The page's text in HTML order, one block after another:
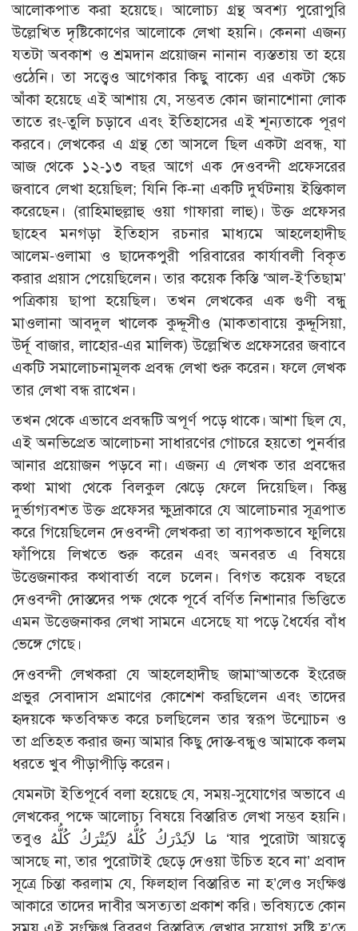
আলোকপাত করা হয়েছে। আলোচ্য গ্রন্থ অবশ্য পুরোপুরি
উল্লেখিত দৃষ্টিকোণের আলোকে লেখা হয়নি। কেননা এজন্য
যতটা অবকাশ ও শ্রমদান প্রয়োজন নানান ব্যস্ততায় তা হয়ে
ওঠেনি। তা সত্ত্বেও আগেকার কিছু বাক্যে এর একটা স্কেচ
আঁকা হয়েছে এই আশায় যে, সম্ভবত কোন জানাশোনা লোক
তাতে রং-তুলি চড়াবে এবং ইতিহাসের এই শূন্যতাকে পূরণ
করবে। লেখকের এ গ্রন্থ তো আসলে ছিল একটা প্রবন্ধ, যা
আজ থেকে ১২-১৩ বছর আগে এক দেওবন্দী প্রফেসরের
জবাবে লেখা হয়েছিল; যিনি কি-না একটি দুর্ঘটনায় ইন্তিকাল
করেছেন। (রাহিমাহুল্লাহু ওয়া গাফারা লাহু)। উক্ত প্রফেসর
ছাহেব মনগড়া ইতিহাস রচনার মাধ্যমে আহলেহাদীছ
আলেম-ওলামা ও ছাদেকপুরী পরিবারের কার্যাবলী বিকৃত
করার প্রয়াস পেয়েছিলেন। তার কয়েক কিস্তি ‘আল-ই‘তিছাম’
পত্রিকায় ছাপা হয়েছিল। তখন লেখকের এক গুণী বন্ধু
মাওলানা আবদুল খালেক কুদ্দূসীও (মাকতাবায়ে কুদ্দূসিয়া,
উর্দূ বাজার, লাহোর-এর মালিক) উল্লেখিত প্রফেসরের জবাবে
একটি সমালোচনামূলক প্রবন্ধ লেখা শুরু করেন। ফলে লেখক
তার লেখা বন্ধ রাখেন।
তখন থেকে এভাবে প্রবন্ধটি অপূর্ণ পড়ে থাকে। আশা ছিল যে,
এই অনভিপ্রেত আলোচনা সাধারণের গোচরে হয়তো পুনর্বার
আনার প্রয়োজন পড়বে না। এজন্য এ লেখক তার প্রবন্ধের
কথা মাথা থেকে বিলকুল ঝেড়ে ফেলে দিয়েছিল। কিন্তু
দুর্ভাগ্যবশত উক্ত প্রফেসর ক্ষুদ্রাকারে যে আলোচনার সূত্রপাত
করে গিয়েছিলেন দেওবন্দী লেখকরা তা ব্যাপকভাবে ফুলিয়ে
ফাঁপিয়ে লিখতে শুরু করেন এবং অনবরত এ বিষয়ে
উত্তেজনাকর কথাবার্তা বলে চলেন। বিগত কয়েক বছরে
দেওবন্দী দোস্তদের পক্ষ থেকে পূর্বে বর্ণিত নিশানার ভিত্তিতে
এমন উত্তেজনাকর লেখা সামনে এসেছে যা পড়ে ধৈর্যের বাঁধ
ভেঙ্গে গেছে।
দেওবন্দী লেখকরা যে আহলেহাদীছ জামা‘আতকে ইংরেজ
প্রভুর সেবাদাস প্রমাণের কোশেশ করছিলেন এবং তাদের
হৃদয়কে ক্ষতবিক্ষত করে চলছিলেন তার স্বরূপ উন্মোচন ও
তা প্রতিহত করার জন্য আমার কিছু দোস্ত-বন্ধুও আমাকে কলম
ধরতে খুব পীড়াপীড়ি করেন।
যেমনটা ইতিপূর্বে বলা হয়েছে যে, সময়-সুযোগের অভাবে এ
লেখকের পক্ষে আলোচ্য বিষয়ে বিস্তারিত লেখা সম্ভব হয়নি।
তবুও مَا لاَيُدْرَكُ كُلُّهُ لاَيُتْرَكُ كُلُّهُ ‘যার পুরোটা আয়ত্বে
আসছে না, তার পুরোটাই ছেড়ে দেওয়া উচিত হবে না’ প্রবাদ
সূত্রে চিন্তা করলাম যে, ফিলহাল বিস্তারিত না হ’লেও সংক্ষিপ্ত
আকারে তাদের দাবীর অসত্যতা প্রকাশ করি। ভবিষ্যতে কোন